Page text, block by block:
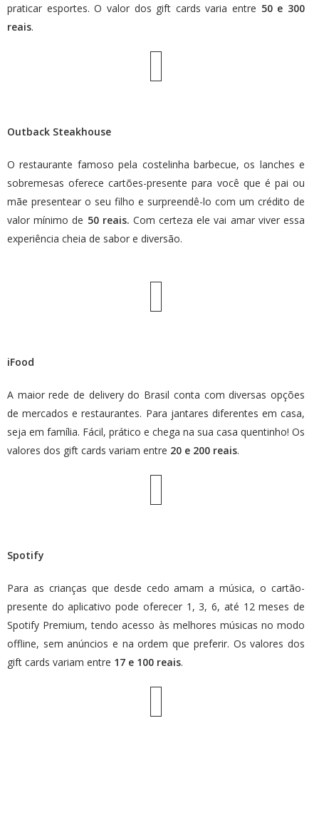
praticar esportes. O valor dos gift cards varia entre 50 e 300
reais.
Outback Steakhouse
O restaurante famoso pela costelinha barbecue, os lanches e
sobremesas oferece cartões-presente para você que é pai ou
mãe presentear o seu filho e surpreendê-lo com um crédito de
valor mínimo de 50 reais. Com certeza ele vai amar viver essa
experiência cheia de sabor e diversão.
iFood
A maior rede de delivery do Brasil conta com diversas opções
de mercados e restaurantes. Para jantares diferentes em casa,
seja em família. Fácil, prático e chega na sua casa quentinho! Os
valores dos gift cards variam entre 20 e 200 reais.
Spotify
Para as crianças que desde cedo amam a música, o cartão-
presente do aplicativo pode oferecer 1, 3, 6, até 12 meses de
Spotify Premium, tendo acesso às melhores músicas no modo
offline, sem anúncios e na ordem que preferir. Os valores dos
gift cards variam entre 17 e 100 reais.